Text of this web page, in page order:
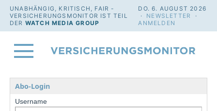
UNABHÄNGIG, KRITISCH, FAIR -
VERSICHERUNGSMONITOR IST TEIL
DER WATCH MEDIA GROUP
DO. 6. AUGUST 2026
· NEWSLETTER
·
ANMELDEN
Abo-Login
Username